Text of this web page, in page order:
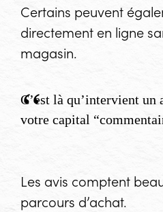
Certains peuvent
directement en ligne
magasin.
C’est là qu’intervient un
votre capital
Les avis comptent
parcours d’achat.